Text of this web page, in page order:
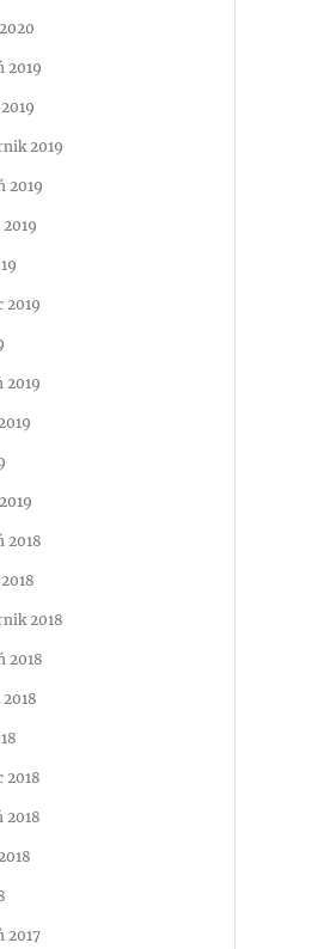
2019
2019
2019
2019
2019
2018
2018
2018
2018
2018
2017